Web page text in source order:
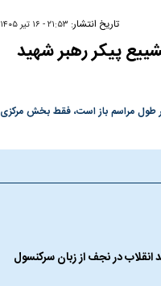
تاریخ انتشار: ۲۱:۵۳ - ۱۶ تير ۱۴۰۵
پیکر رهبر شهید
طول مراسم باز است، فقط بخش مرکزی
در نجف از زبان سرکنسول